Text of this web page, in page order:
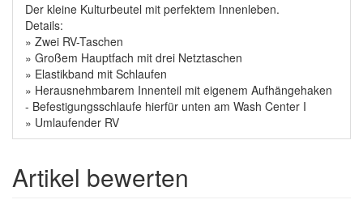
Der kleine Kulturbeutel mit perfektem Innenleben.
Details:
» Zwei RV-Taschen
» Großem Hauptfach mit drei Netztaschen
» Elastikband mit Schlaufen
» Herausnehmbarem Innenteil mit eigenem Aufhängehaken
- Befestigungsschlaufe hierfür unten am Wash Center I
» Umlaufender RV
Artikel bewerten